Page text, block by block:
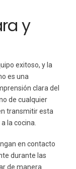
y
exitoso, y la
es una
clara del
de cualquier
transmitir esta
la cocina.
en contacto
durante las
de manera